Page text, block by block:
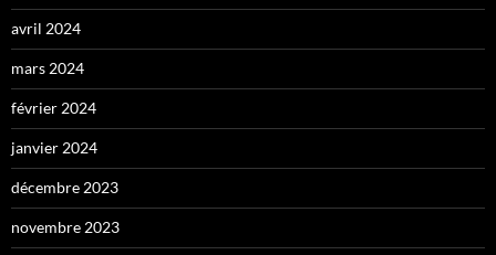
avril 2024
mars 2024
février 2024
janvier 2024
décembre 2023
novembre 2023